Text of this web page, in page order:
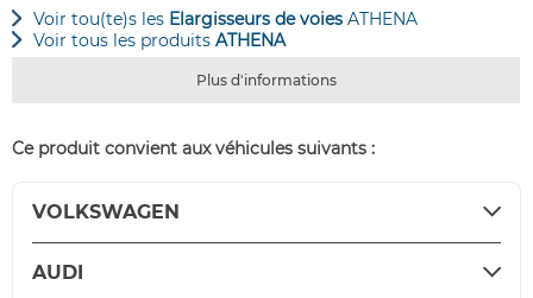
Voir tou(te)s les Elargisseurs de voies ATHENA
Voir tous les produits ATHENA
Plus d'informations
Ce produit convient aux véhicules suivants :
VOLKSWAGEN
AUDI